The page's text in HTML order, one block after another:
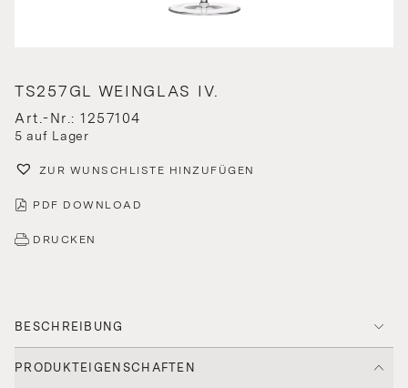
TS257GL WEINGLAS IV.
Art.-Nr.: 1257104
5 auf Lager
ZUR WUNSCHLISTE HINZUFÜGEN
PDF DOWNLOAD
DRUCKEN
BESCHREIBUNG
PRODUKTEIGENSCHAFTEN